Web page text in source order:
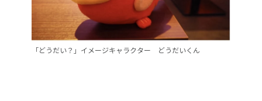
「どうだい？」イメージキャラクター どうだいくん